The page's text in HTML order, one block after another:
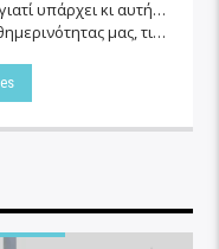
μας, τις